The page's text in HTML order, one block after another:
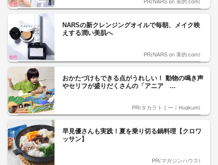
NARSの新クレンジングオイルで毎朝、メイク映
えする潤い美肌へ
PR(NARS on 美的.com)
おかたづけもできる点がうれしい！ 動物の鳴き声
やセリフが盛りだくさんの「アニア ...
PR(タカラトミー｜Hugkum)
早見優さんも実践！夏を乗り切る鍋料理【クロワ
ッサン】
PR(マガジンハウス)